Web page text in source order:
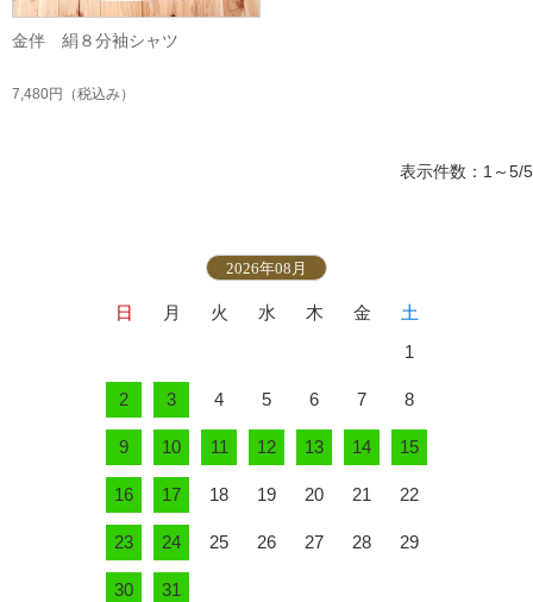
金伴 絹８分袖シャツ
7,480円 （税込み）
表示件数：1～5/5
2026年08月
日 月 火 水 木 金
土
1
2 3 4 5 6 7 8
9 10 11 12 13 14 15
16 17 18 19 20 21 22
23 24 25 26 27 28 29
30 31